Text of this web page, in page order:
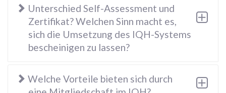
Unterschied Self-Assessment und
Zertifikat? Welchen Sinn macht es,
sich die Umsetzung des IQH-Systems
bescheinigen zu lassen?
Welche Vorteile bieten sich durch